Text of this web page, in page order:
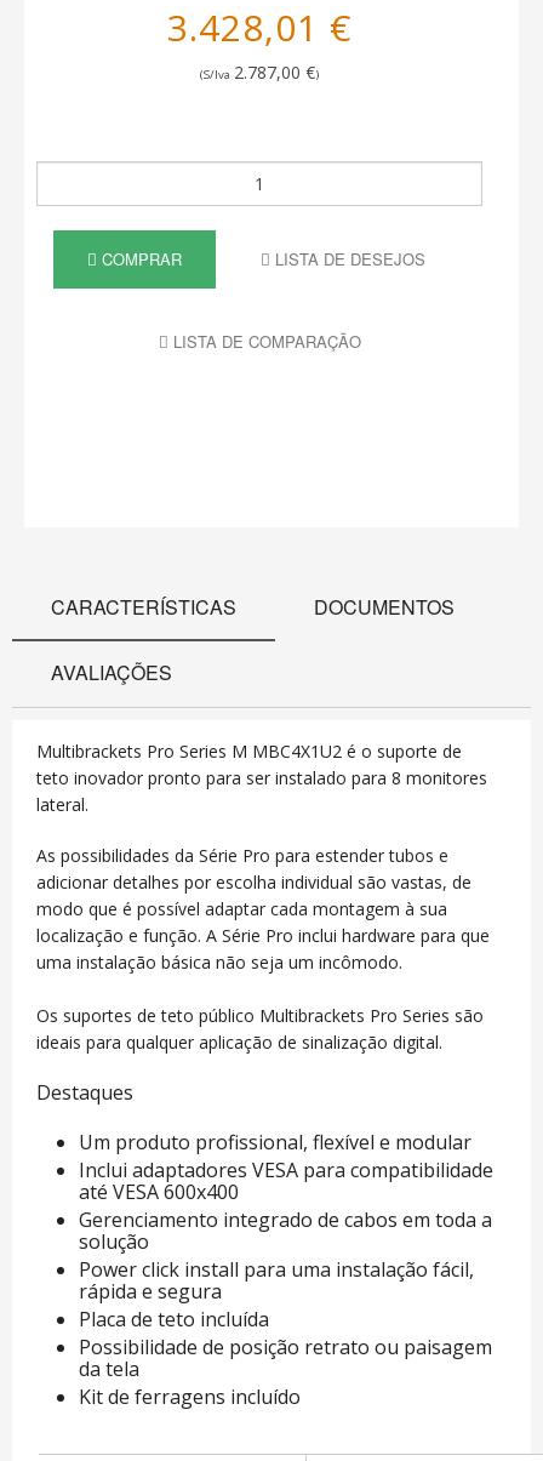
3.428,01 €
(S/Iva 2.787,00 €)
COMPRAR LISTA DE DESEJOS
LISTA DE COMPARAÇÃO
CARACTERÍSTICAS DOCUMENTOS
AVALIAÇÕES
Multibrackets Pro Series M MBC4X1U2 é o suporte de
teto inovador pronto para ser instalado para 8 monitores
lateral.
As possibilidades da Série Pro para estender tubos e
adicionar detalhes por escolha individual são vastas, de
modo que é possível adaptar cada montagem à sua
localização e função. A Série Pro inclui hardware para que
uma instalação básica não seja um incômodo.
Os suportes de teto público Multibrackets Pro Series são
ideais para qualquer aplicação de sinalização digital.
Destaques
Um produto profissional, flexível e modular
Inclui adaptadores VESA para compatibilidade
até VESA 600x400
Gerenciamento integrado de cabos em toda a
solução
Power click install para uma instalação fácil,
rápida e segura
Placa de teto incluída
Possibilidade de posição retrato ou paisagem
da tela
Kit de ferragens incluído